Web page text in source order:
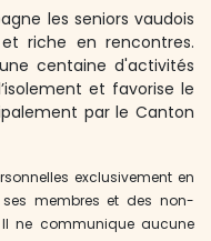
les seniors vaudois
riche en rencontres.
centaine d'activités
et favorise le
par le Canton
exclusivement en
membres et des non-
ne communique aucune